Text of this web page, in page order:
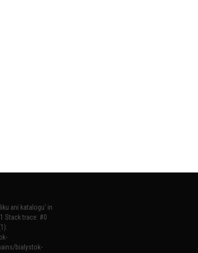
ani katalogu' in
Stack trace: #0
bialystok-